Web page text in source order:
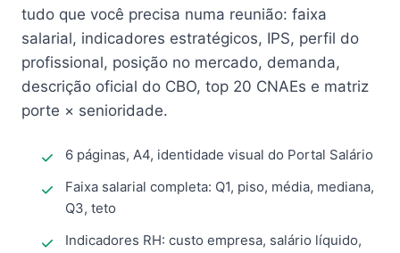
tudo que você precisa numa reunião: faixa
salarial, indicadores estratégicos, IPS, perfil do
profissional, posição no mercado, demanda,
descrição oficial do CBO, top 20 CNAEs e matriz
porte × senioridade.
6 páginas, A4, identidade visual do Portal Salário
Faixa salarial completa: Q1, piso, média, mediana,
Q3, teto
Indicadores RH: custo empresa, salário líquido,